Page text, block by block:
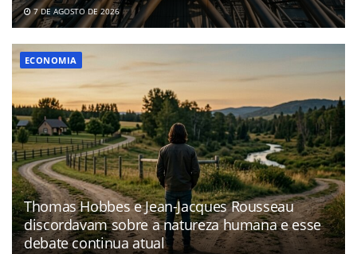
7 DE AGOSTO DE 2026
ECONOMIA
Thomas Hobbes e Jean-Jacques Rousseau
discordavam sobre a natureza humana e esse
debate continua atual